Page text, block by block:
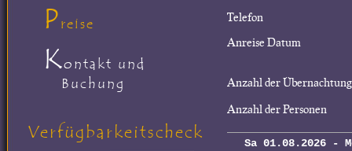
Telefon
Anreise Datum
Anzahl der
Anzahl der Personen
Sa 01.08.2026 -
Preise
Kontakt und
Buchung
Verfügbarkeitscheck